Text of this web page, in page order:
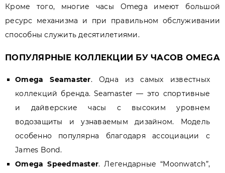
Кроме того, многие часы Omega имеют большой
ресурс механизма и при правильном обслуживании
способны служить десятилетиями.
ПОПУЛЯРНЫЕ КОЛЛЕКЦИИ БУ ЧАСОВ OMEGA
Omega Seamaster. Одна из самых известных
коллекций бренда. Seamaster — это спортивные
и дайверские часы с высоким уровнем
водозащиты и узнаваемым дизайном. Модель
особенно популярна благодаря ассоциации с
James Bond.
Omega Speedmaster. Легендарные “Moonwatch”,